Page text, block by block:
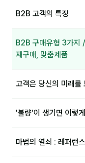
B2B 고객의 특징
B2B 구매유형 3가지
재구매, 맞춤제품
고객은 당신의 미래를
'불량'이 생기면 이렇
마법의 열쇠 : 레퍼런